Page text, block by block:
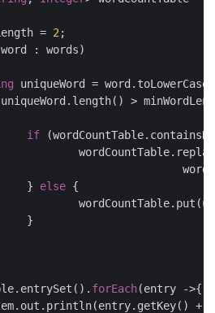
= 2 ;
word : words)
uniqueWord =
>
if
			}
else {
forEach(entry ->{
+